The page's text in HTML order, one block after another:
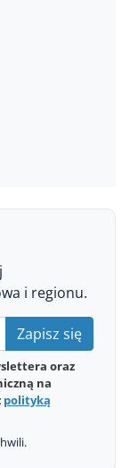
i regionu.
Zapisz się
oraz
na
polityką